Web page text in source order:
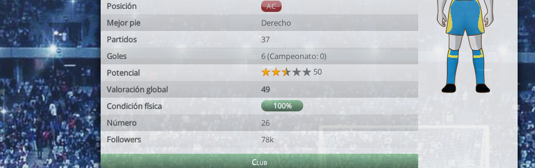
Posición
AC
Mejor pie
Derecho
Partidos
37
Goles
6 (Campeonato: 0)
Potencial
50
Valoración global
49
Condición física
100%
Número
26
Followers
78k
Club